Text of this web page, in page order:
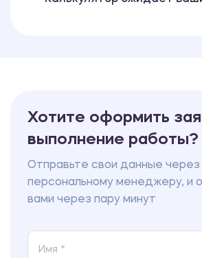
Хотите оформить
выполнение работы?
Отправьте свои данные
персональному менеджеру, и
вами через пару минут